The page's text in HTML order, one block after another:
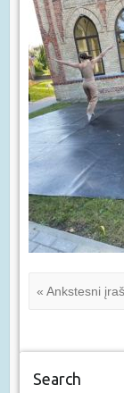
« Ankstesni
Search